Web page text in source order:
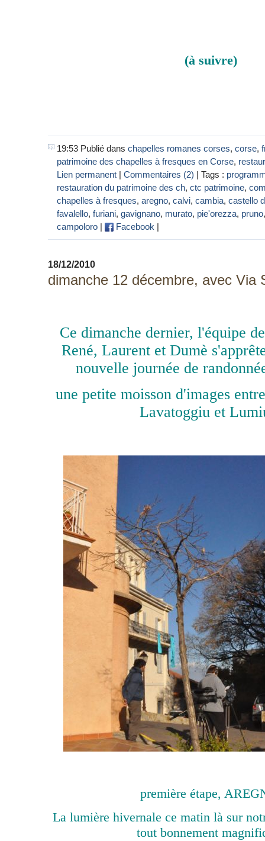
(à suivre)
19:53 Publié dans chapelles romanes corses, corse,
patrimoine des chapelles à fresques en Corse,
Lien permanent | Commentaires (2) | Tags :
restauration du patrimoine des ch, ctc patrimoine,
chapelles à fresques, aregno, calvi, cambia, castello
favalello, furiani, gavignano, murato, pie'orezza, pruno
campoloro | Facebook |
18/12/2010
dimanche 12 décembre, avec Via
Ce dimanche dernier, l'équipe
René, Laurent et Dumè
nouvelle journée de
une petite moisson d'images
Lavatoggiu et
première étape,
La lumière hivernale ce matin là sur
tout bonnement